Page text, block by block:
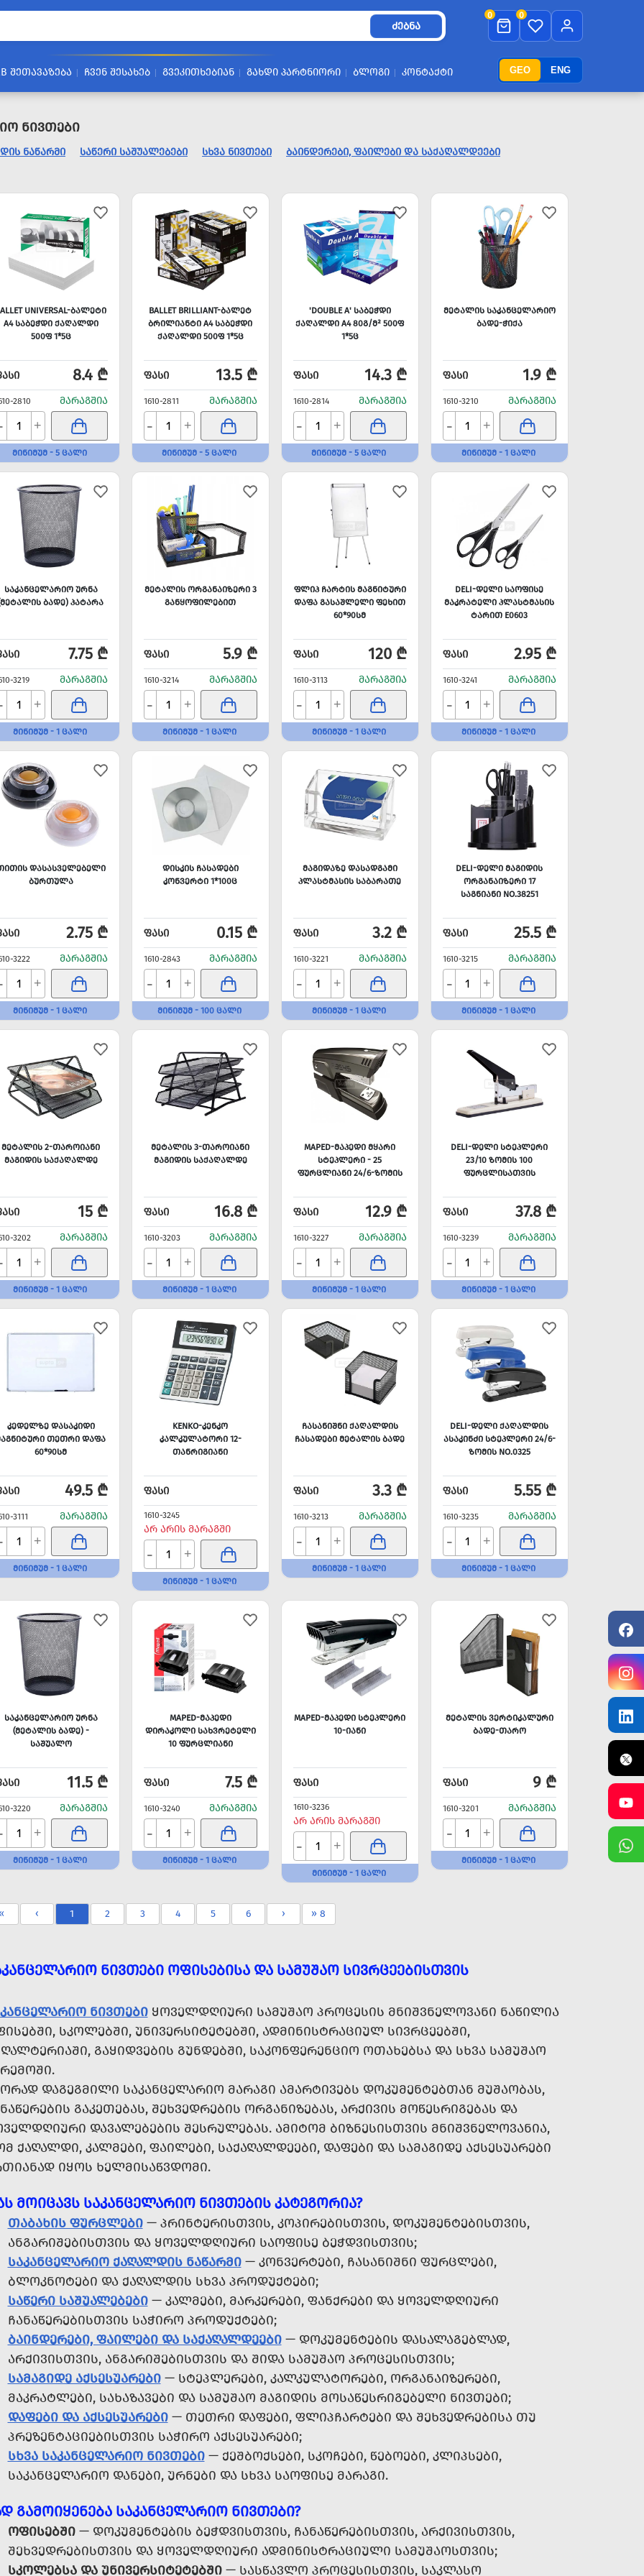
GEO ENG
ᲫᲔᲑᲜᲐ
0 0
ᲨᲔᲗᲐᲕᲐᲖᲔᲑᲐ ᲩᲕᲔᲜ ᲨᲔᲡᲐᲮᲔᲑ ᲒᲕᲔᲙᲘᲗᲮᲔᲑᲘᲐᲜ ᲒᲐᲮᲓᲘ ᲞᲐᲠᲢᲜᲘᲝᲠᲘ ᲑᲚᲝᲒᲘ ᲙᲝᲜᲢᲐᲥᲢᲘ
Ნივთები
ᲜᲐᲬᲐᲠᲛᲘ ᲡᲐᲬᲔᲠᲘ ᲡᲐᲨᲣᲐᲚᲔᲑᲔᲑᲘ ᲡᲮᲕᲐ ᲜᲘᲕᲗᲔᲑᲘ ᲑᲐᲘᲜᲓᲔᲠᲔᲑᲘ, ᲤᲐᲘᲚᲔᲑᲘ ᲓᲐ ᲡᲐᲥᲐᲦᲐᲚᲓᲔᲔᲑᲘ
UNIVERSAL-ᲑᲐᲚᲔᲢᲘ
A4 ᲡᲐᲑᲔᲭᲓᲘ ᲥᲐᲦᲐᲚᲓᲘ
500Ფ 1*5Ც
8.4 ₾
2810 ᲛᲐᲠᲐᲒᲨᲘᲐ
+
ᲛᲘᲜᲘᲛᲣᲛ - 5 ᲪᲐᲚᲘ
BALLET BRILLIANT-ᲑᲐᲚᲔᲢ
ᲑᲠᲘᲚᲘᲐᲜᲢᲘ A4 ᲡᲐᲑᲔᲭᲓᲘ
ᲥᲐᲦᲐᲚᲓᲘ 500Ფ 1*5Ც
ᲤᲐᲡᲘ 13.5 ₾
1610-2811 ᲛᲐᲠᲐᲒᲨᲘᲐ
- +
ᲛᲘᲜᲘᲛᲣᲛ - 5 ᲪᲐᲚᲘ
'DOUBLE A' ᲡᲐᲑᲔᲭᲓᲘ
ᲥᲐᲦᲐᲚᲓᲘ A4 80Გ/Მ² 500Ფ
1*5Ც
ᲤᲐᲡᲘ 14.3 ₾
1610-2814 ᲛᲐᲠᲐᲒᲨᲘᲐ
- +
ᲛᲘᲜᲘᲛᲣᲛ - 5 ᲪᲐᲚᲘ
ᲛᲔᲢᲐᲚᲘᲡ ᲡᲐᲙᲐᲜᲪᲔᲚᲐᲠᲘᲝ
ᲑᲐᲓᲔ-ᲭᲘᲥᲐ
ᲤᲐᲡᲘ 1.9 ₾
1610-3210 ᲛᲐᲠᲐᲒᲨᲘᲐ
- +
ᲛᲘᲜᲘᲛᲣᲛ - 1 ᲪᲐᲚᲘ
ᲡᲐᲙᲐᲜᲪᲔᲚᲐᲠᲘᲝ ᲣᲠᲜᲐ
ᲑᲐᲓᲔ) ᲞᲐᲢᲐᲠᲐ
7.75 ₾
3219 ᲛᲐᲠᲐᲒᲨᲘᲐ
+
ᲛᲘᲜᲘᲛᲣᲛ - 1 ᲪᲐᲚᲘ
ᲛᲔᲢᲐᲚᲘᲡ ᲝᲠᲒᲐᲜᲐᲘᲖᲔᲠᲘ 3
ᲒᲐᲜᲧᲝᲤᲘᲚᲔᲑᲘᲗ
ᲤᲐᲡᲘ 5.9 ₾
1610-3214 ᲛᲐᲠᲐᲒᲨᲘᲐ
- +
ᲛᲘᲜᲘᲛᲣᲛ - 1 ᲪᲐᲚᲘ
ᲤᲚᲘᲞ ᲩᲐᲠᲢᲘᲡ ᲛᲐᲒᲜᲘᲢᲣᲠᲘ
ᲓᲐᲤᲐ ᲒᲐᲡᲐᲨᲚᲔᲚᲘ ᲤᲔᲮᲘᲗ
60*90ᲡᲛ
ᲤᲐᲡᲘ 120 ₾
1610-3113 ᲛᲐᲠᲐᲒᲨᲘᲐ
- +
ᲛᲘᲜᲘᲛᲣᲛ - 1 ᲪᲐᲚᲘ
DELI-ᲓᲔᲚᲘ ᲡᲐᲝᲤᲘᲡᲔ
ᲛᲐᲙᲠᲐᲢᲔᲚᲘ ᲞᲚᲐᲡᲢᲛᲐᲡᲘᲡ
ᲢᲐᲠᲘᲗ E0603
ᲤᲐᲡᲘ 2.95 ₾
1610-3241 ᲛᲐᲠᲐᲒᲨᲘᲐ
- +
ᲛᲘᲜᲘᲛᲣᲛ - 1 ᲪᲐᲚᲘ
ᲓᲐᲡᲐᲡᲕᲔᲚᲔᲑᲔᲚᲘ
ᲑᲣᲠᲗᲣᲚᲐ
2.75 ₾
3222 ᲛᲐᲠᲐᲒᲨᲘᲐ
+
ᲛᲘᲜᲘᲛᲣᲛ - 1 ᲪᲐᲚᲘ
ᲓᲘᲡᲙᲘᲡ ᲩᲐᲡᲐᲓᲔᲑᲘ
ᲙᲝᲜᲕᲔᲠᲢᲘ 1*100Ც
ᲤᲐᲡᲘ 0.15 ₾
1610-2843 ᲛᲐᲠᲐᲒᲨᲘᲐ
- +
ᲛᲘᲜᲘᲛᲣᲛ - 100 ᲪᲐᲚᲘ
ᲛᲐᲒᲘᲓᲐᲖᲔ ᲓᲐᲡᲐᲓᲒᲐᲛᲘ
ᲞᲚᲐᲡᲢᲛᲐᲡᲘᲡ ᲡᲐᲑᲐᲠᲐᲗᲔ
ᲤᲐᲡᲘ 3.2 ₾
1610-3221 ᲛᲐᲠᲐᲒᲨᲘᲐ
- +
ᲛᲘᲜᲘᲛᲣᲛ - 1 ᲪᲐᲚᲘ
DELI-ᲓᲔᲚᲘ ᲛᲐᲒᲘᲓᲘᲡ
ᲝᲠᲒᲐᲜᲐᲘᲖᲔᲠᲘ 17
ᲡᲐᲒᲜᲘᲐᲜᲘ NO.38251
ᲤᲐᲡᲘ 25.5 ₾
1610-3215 ᲛᲐᲠᲐᲒᲨᲘᲐ
- +
ᲛᲘᲜᲘᲛᲣᲛ - 1 ᲪᲐᲚᲘ
ᲛᲔᲢᲐᲚᲘᲡ 2-ᲗᲐᲠᲝᲘᲐᲜᲘ
ᲛᲐᲒᲘᲓᲘᲡ ᲡᲐᲥᲐᲦᲐᲚᲓᲔ
15 ₾
3202 ᲛᲐᲠᲐᲒᲨᲘᲐ
+
ᲛᲘᲜᲘᲛᲣᲛ - 1 ᲪᲐᲚᲘ
ᲛᲔᲢᲐᲚᲘᲡ 3-ᲗᲐᲠᲝᲘᲐᲜᲘ
ᲛᲐᲒᲘᲓᲘᲡ ᲡᲐᲥᲐᲦᲐᲚᲓᲔ
ᲤᲐᲡᲘ 16.8 ₾
1610-3203 ᲛᲐᲠᲐᲒᲨᲘᲐ
- +
ᲛᲘᲜᲘᲛᲣᲛ - 1 ᲪᲐᲚᲘ
MAPED-ᲛᲐᲞᲔᲓᲘ ᲛᲧᲐᲠᲘ
ᲡᲢᲔᲞᲚᲔᲠᲘ - 25
ᲤᲣᲠᲪᲚᲘᲐᲜᲘ 24/6-ᲖᲝᲛᲘᲡ
ᲤᲐᲡᲘ 12.9 ₾
1610-3227 ᲛᲐᲠᲐᲒᲨᲘᲐ
- +
ᲛᲘᲜᲘᲛᲣᲛ - 1 ᲪᲐᲚᲘ
DELI-ᲓᲔᲚᲘ ᲡᲢᲔᲞᲚᲔᲠᲘ
23/10 ᲖᲝᲛᲘᲡ 100
ᲤᲣᲠᲪᲚᲘᲡᲐᲗᲕᲘᲡ
ᲤᲐᲡᲘ 37.8 ₾
1610-3239 ᲛᲐᲠᲐᲒᲨᲘᲐ
- +
ᲛᲘᲜᲘᲛᲣᲛ - 1 ᲪᲐᲚᲘ
ᲙᲔᲓᲔᲚᲖᲔ ᲓᲐᲡᲐᲙᲘᲓᲘ
ᲗᲔᲗᲠᲘ ᲓᲐᲤᲐ
60*90ᲡᲛ
49.5 ₾
3111 ᲛᲐᲠᲐᲒᲨᲘᲐ
+
ᲛᲘᲜᲘᲛᲣᲛ - 1 ᲪᲐᲚᲘ
KENKO-ᲙᲔᲜᲙᲝ
ᲙᲐᲚᲙᲣᲚᲐᲢᲝᲠᲘ 12-
ᲗᲐᲜᲠᲘᲒᲘᲐᲜᲘ
ᲤᲐᲡᲘ
1610-3245
ᲐᲠ ᲐᲠᲘᲡ ᲛᲐᲠᲐᲒᲨᲘ
- +
ᲛᲘᲜᲘᲛᲣᲛ - 1 ᲪᲐᲚᲘ
ᲩᲐᲡᲐᲜᲘᲨᲜᲘ ᲥᲐᲦᲐᲚᲓᲘᲡ
ᲩᲐᲡᲐᲓᲔᲑᲘ ᲛᲔᲢᲐᲚᲘᲡ ᲑᲐᲓᲔ
ᲤᲐᲡᲘ 3.3 ₾
1610-3213 ᲛᲐᲠᲐᲒᲨᲘᲐ
- +
ᲛᲘᲜᲘᲛᲣᲛ - 1 ᲪᲐᲚᲘ
DELI-ᲓᲔᲚᲘ ᲥᲐᲦᲐᲚᲓᲘᲡ
ᲐᲡᲐᲙᲘᲜᲫᲘ ᲡᲢᲔᲞᲚᲔᲠᲘ 24/6-
ᲖᲝᲛᲘᲡ NO.0325
ᲤᲐᲡᲘ 5.55 ₾
1610-3235 ᲛᲐᲠᲐᲒᲨᲘᲐ
- +
ᲛᲘᲜᲘᲛᲣᲛ - 1 ᲪᲐᲚᲘ
ᲡᲐᲙᲐᲜᲪᲔᲚᲐᲠᲘᲝ ᲣᲠᲜᲐ
(ᲛᲔᲢᲐᲚᲘᲡ ᲑᲐᲓᲔ) -
ᲡᲐᲨᲣᲐᲚᲝ
11.5 ₾
3220 ᲛᲐᲠᲐᲒᲨᲘᲐ
+
ᲛᲘᲜᲘᲛᲣᲛ - 1 ᲪᲐᲚᲘ
MAPED-ᲛᲐᲞᲔᲓᲘ
ᲓᲘᲠᲐᲙᲝᲚᲘ ᲡᲐᲮᲕᲠᲔᲢᲔᲚᲘ
10 ᲤᲣᲠᲪᲚᲘᲐᲜᲘ
ᲤᲐᲡᲘ 7.5 ₾
1610-3240 ᲛᲐᲠᲐᲒᲨᲘᲐ
- +
ᲛᲘᲜᲘᲛᲣᲛ - 1 ᲪᲐᲚᲘ
MAPED-ᲛᲐᲞᲔᲓᲘ ᲡᲢᲔᲞᲚᲔᲠᲘ
10-ᲘᲐᲜᲘ
ᲤᲐᲡᲘ
1610-3236
ᲐᲠ ᲐᲠᲘᲡ ᲛᲐᲠᲐᲒᲨᲘ
- +
ᲛᲘᲜᲘᲛᲣᲛ - 1 ᲪᲐᲚᲘ
ᲛᲔᲢᲐᲚᲘᲡ ᲕᲔᲠᲢᲘᲙᲐᲚᲣᲠᲘ
ᲑᲐᲓᲔ-ᲗᲐᲠᲝ
ᲤᲐᲡᲘ 9 ₾
1610-3201 ᲛᲐᲠᲐᲒᲨᲘᲐ
- +
ᲛᲘᲜᲘᲛᲣᲛ - 1 ᲪᲐᲚᲘ
‹ 1 2 3 4 5 6 › » 8
ᲜᲘᲕᲗᲔᲑᲘ ᲝᲤᲘᲡᲔᲑᲘᲡᲐ ᲓᲐ ᲡᲐᲛᲣᲨᲐᲝ ᲡᲘᲕᲠᲪᲔᲔᲑᲘᲡᲗᲕᲘᲡ
ᲜᲘᲕᲗᲔᲑᲘᲧᲝᲕᲔᲚᲓᲦᲘᲣᲠᲘ ᲡᲐᲛᲣᲨᲐᲝ ᲞᲠᲝᲪᲔᲡᲘᲡ ᲛᲜᲘᲨᲕᲜᲔᲚᲝᲕᲐᲜᲘ ᲜᲐᲬᲘᲚᲘᲐ
ᲡᲙᲝᲚᲔᲑᲨᲘ, ᲣᲜᲘᲕᲔᲠᲡᲘᲢᲔᲢᲔᲑᲨᲘ, ᲐᲓᲛᲘᲜᲘᲡᲢᲠᲐᲪᲘᲣᲚ ᲡᲘᲕᲠᲪᲔᲔᲑᲨᲘ,
ᲒᲐᲧᲘᲓᲕᲔᲑᲘᲡ ᲒᲣᲜᲓᲔᲑᲨᲘ, ᲡᲐᲙᲝᲜᲤᲔᲠᲔᲜᲪᲘᲝ ᲝᲗᲐᲮᲔᲑᲡᲐ ᲓᲐ ᲡᲮᲕᲐ ᲡᲐᲛᲣᲨᲐᲝ
ᲓᲐᲒᲔᲒᲛᲘᲚᲘ ᲡᲐᲙᲐᲜᲪᲔᲚᲐᲠᲘᲝ ᲛᲐᲠᲐᲒᲘ ᲐᲛᲐᲠᲢᲘᲕᲔᲑᲡ ᲓᲝᲙᲣᲛᲔᲜᲢᲔᲑᲗᲐᲜ ᲛᲣᲨᲐᲝᲑᲐᲡ,
ᲒᲐᲙᲔᲗᲔᲑᲐᲡ, ᲨᲔᲮᲕᲔᲓᲠᲔᲑᲘᲡ ᲝᲠᲒᲐᲜᲘᲖᲔᲑᲐᲡ, ᲐᲠᲥᲘᲕᲘᲡ ᲛᲝᲬᲔᲡᲠᲘᲒᲔᲑᲐᲡ ᲓᲐ
ᲓᲐᲕᲐᲚᲔᲑᲔᲑᲘᲡ ᲨᲔᲡᲠᲣᲚᲔᲑᲐᲡ. ᲐᲛᲘᲢᲝᲛ ᲑᲘᲖᲜᲔᲡᲘᲡᲗᲕᲘᲡ ᲛᲜᲘᲨᲕᲜᲔᲚᲝᲕᲐᲜᲘᲐ,
ᲥᲐᲦᲐᲚᲓᲘ, ᲙᲐᲚᲛᲔᲑᲘ, ᲤᲐᲘᲚᲔᲑᲘ, ᲡᲐᲥᲐᲦᲐᲚᲓᲔᲔᲑᲘ, ᲓᲐᲤᲔᲑᲘ ᲓᲐ ᲡᲐᲛᲐᲒᲘᲓᲔ ᲐᲥᲡᲔᲡᲣᲐᲠᲔᲑᲘ
ᲘᲧᲝᲡ ᲮᲔᲚᲛᲘᲡᲐᲬᲕᲓᲝᲛᲘ.
ᲛᲝᲘᲪᲐᲕᲡ ᲡᲐᲙᲐᲜᲪᲔᲚᲐᲠᲘᲝ ᲜᲘᲕᲗᲔᲑᲘᲡ ᲙᲐᲢᲔᲒᲝᲠᲘᲐ?
ᲗᲐᲑᲐᲮᲘᲡ ᲤᲣᲠᲪᲚᲔᲑᲘ— ᲞᲠᲘᲜᲢᲔᲠᲘᲡᲗᲕᲘᲡ, ᲙᲝᲞᲘᲠᲔᲑᲘᲡᲗᲕᲘᲡ, ᲓᲝᲙᲣᲛᲔᲜᲢᲔᲑᲘᲡᲗᲕᲘᲡ,
ᲐᲜᲒᲐᲠᲘᲨᲔᲑᲘᲡᲗᲕᲘᲡ ᲓᲐ ᲧᲝᲕᲔᲚᲓᲦᲘᲣᲠᲘ ᲡᲐᲝᲤᲘᲡᲔ ᲑᲔᲭᲓᲕᲘᲡᲗᲕᲘᲡ;
ᲡᲐᲙᲐᲜᲪᲔᲚᲐᲠᲘᲝ ᲥᲐᲦᲐᲚᲓᲘᲡ ᲜᲐᲬᲐᲠᲛᲘ— ᲙᲝᲜᲕᲔᲠᲢᲔᲑᲘ, ᲩᲐᲡᲐᲜᲘᲨᲜᲘ ᲤᲣᲠᲪᲚᲔᲑᲘ,
ᲑᲚᲝᲙᲜᲝᲢᲔᲑᲘ ᲓᲐ ᲥᲐᲦᲐᲚᲓᲘᲡ ᲡᲮᲕᲐ ᲞᲠᲝᲓᲣᲥᲢᲔᲑᲘ;
ᲡᲐᲬᲔᲠᲘ ᲡᲐᲨᲣᲐᲚᲔᲑᲔᲑᲘ— ᲙᲐᲚᲛᲔᲑᲘ, ᲛᲐᲠᲙᲔᲠᲔᲑᲘ, ᲤᲐᲜᲥᲠᲔᲑᲘ ᲓᲐ ᲧᲝᲕᲔᲚᲓᲦᲘᲣᲠᲘ
ᲩᲐᲜᲐᲬᲔᲠᲔᲑᲘᲡᲗᲕᲘᲡ ᲡᲐᲭᲘᲠᲝ ᲞᲠᲝᲓᲣᲥᲢᲔᲑᲘ;
ᲑᲐᲘᲜᲓᲔᲠᲔᲑᲘ, ᲤᲐᲘᲚᲔᲑᲘ ᲓᲐ ᲡᲐᲥᲐᲦᲐᲚᲓᲔᲔᲑᲘ— ᲓᲝᲙᲣᲛᲔᲜᲢᲔᲑᲘᲡ ᲓᲐᲡᲐᲚᲐᲒᲔᲑᲚᲐᲓ,
ᲐᲠᲥᲘᲕᲘᲡᲗᲕᲘᲡ, ᲐᲜᲒᲐᲠᲘᲨᲔᲑᲘᲡᲗᲕᲘᲡ ᲓᲐ ᲨᲘᲓᲐ ᲡᲐᲛᲣᲨᲐᲝ ᲞᲠᲝᲪᲔᲡᲘᲡᲗᲕᲘᲡ;
ᲡᲐᲛᲐᲒᲘᲓᲔ ᲐᲥᲡᲔᲡᲣᲐᲠᲔᲑᲘ— ᲡᲢᲔᲞᲚᲔᲠᲔᲑᲘ, ᲙᲐᲚᲙᲣᲚᲐᲢᲝᲠᲔᲑᲘ, ᲝᲠᲒᲐᲜᲐᲘᲖᲔᲠᲔᲑᲘ,
ᲛᲐᲙᲠᲐᲢᲚᲔᲑᲘ, ᲡᲐᲮᲐᲖᲐᲕᲔᲑᲘ ᲓᲐ ᲡᲐᲛᲣᲨᲐᲝ ᲛᲐᲒᲘᲓᲘᲡ ᲛᲝᲡᲐᲬᲔᲡᲠᲘᲒᲔᲑᲔᲚᲘ ᲜᲘᲕᲗᲔᲑᲘ;
ᲓᲐᲤᲔᲑᲘ ᲓᲐ ᲐᲥᲡᲔᲡᲣᲐᲠᲔᲑᲘ— ᲗᲔᲗᲠᲘ ᲓᲐᲤᲔᲑᲘ, ᲤᲚᲘᲞᲩᲐᲠᲢᲔᲑᲘ ᲓᲐ ᲨᲔᲮᲕᲔᲓᲠᲔᲑᲘᲡᲐ ᲗᲣ
ᲞᲠᲔᲖᲔᲜᲢᲐᲪᲘᲔᲑᲘᲡᲗᲕᲘᲡ ᲡᲐᲭᲘᲠᲝ ᲐᲥᲡᲔᲡᲣᲐᲠᲔᲑᲘ;
ᲡᲮᲕᲐ ᲡᲐᲙᲐᲜᲪᲔᲚᲐᲠᲘᲝ ᲜᲘᲕᲗᲔᲑᲘ— ᲥᲔᲨᲑᲝᲥᲡᲔᲑᲘ, ᲡᲙᲝᲩᲔᲑᲘ, ᲬᲔᲑᲝᲔᲑᲘ, ᲙᲚᲘᲞᲡᲔᲑᲘ,
ᲡᲐᲙᲐᲜᲪᲔᲚᲐᲠᲘᲝ ᲓᲐᲜᲔᲑᲘ, ᲣᲠᲜᲔᲑᲘ ᲓᲐ ᲡᲮᲕᲐ ᲡᲐᲝᲤᲘᲡᲔ ᲛᲐᲠᲐᲒᲘ.
ᲒᲐᲛᲝᲘᲧᲔᲜᲔᲑᲐ ᲡᲐᲙᲐᲜᲪᲔᲚᲐᲠᲘᲝ ᲜᲘᲕᲗᲔᲑᲘ?
ᲝᲤᲘᲡᲔᲑᲨᲘ— ᲓᲝᲙᲣᲛᲔᲜᲢᲔᲑᲘᲡ ᲑᲔᲭᲓᲕᲘᲡᲗᲕᲘᲡ, ᲩᲐᲜᲐᲬᲔᲠᲔᲑᲘᲡᲗᲕᲘᲡ, ᲐᲠᲥᲘᲕᲘᲡᲗᲕᲘᲡ,
ᲨᲔᲮᲕᲔᲓᲠᲔᲑᲘᲡᲗᲕᲘᲡ ᲓᲐ ᲧᲝᲕᲔᲚᲓᲦᲘᲣᲠᲘ ᲐᲓᲛᲘᲜᲘᲡᲢᲠᲐᲪᲘᲣᲚᲘ ᲡᲐᲛᲣᲨᲐᲝᲡᲗᲕᲘᲡ;
ᲡᲙᲝᲚᲔᲑᲡᲐ ᲓᲐ ᲣᲜᲘᲕᲔᲠᲡᲘᲢᲔᲢᲔᲑᲨᲘ— ᲡᲐᲡᲬᲐᲕᲚᲝ ᲞᲠᲝᲪᲔᲡᲘᲡᲗᲕᲘᲡ, ᲡᲐᲙᲚᲐᲡᲝ